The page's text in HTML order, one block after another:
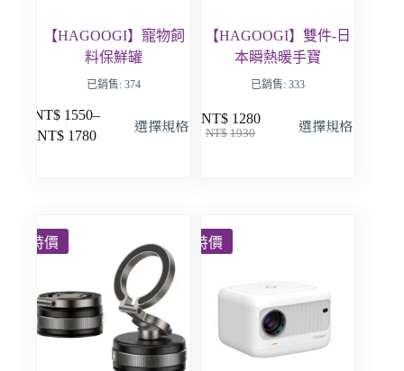
【HAGOOGI】寵物飼
料保鮮罐
已銷售: 374
NT$ 1550–
NT$ 1780
選擇規格
【HAGOOGI】雙件-日
本瞬熱暖手寶
已銷售: 333
NT$ 1930
NT$ 1280 選擇規格
特價 特價